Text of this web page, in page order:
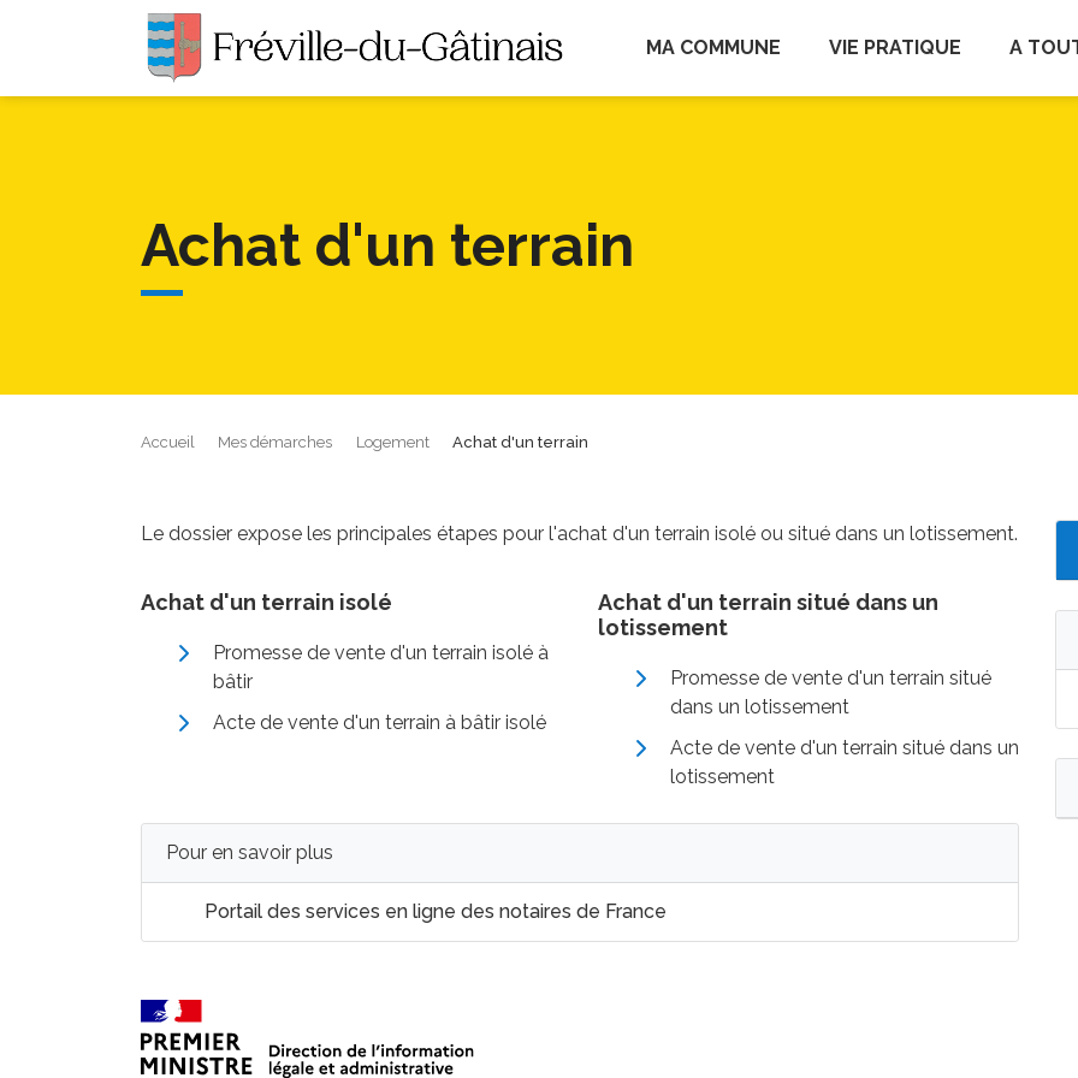
Fréville-du-Gâtinais
MA COMMUNE VIE PRATIQUE A
Achat d'un terrain
Accueil Mes démarches Logement Achat d'un terrain
Le dossier expose les principales étapes pour l'achat d'un terrain isolé ou situé dans un lotissement.
Achat d'un terrain isolé
Promesse de vente d'un terrain isolé à
bâtir
Acte de vente d'un terrain à bâtir isolé
Achat d'un terrain situé dans un
lotissement
Promesse de vente d'un terrain situé
dans un lotissement
Acte de vente d'un terrain situé dans un
lotissement
Pour en savoir plus
Portail des services en ligne des notaires de France